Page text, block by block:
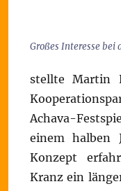
Großes Interesse bei
stellte Martin
Achava-
einem halben
Konzept
Kranz ein